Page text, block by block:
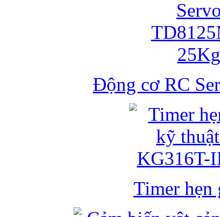
Động cơ RC
Timer hẹn